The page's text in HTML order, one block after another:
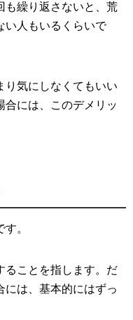
も繰り返さないと、荒
い人もいるくらいで
り気にしなくてもいい
合には、このデメリッ
。
ることを指します。だ
には、基本的にはずっ